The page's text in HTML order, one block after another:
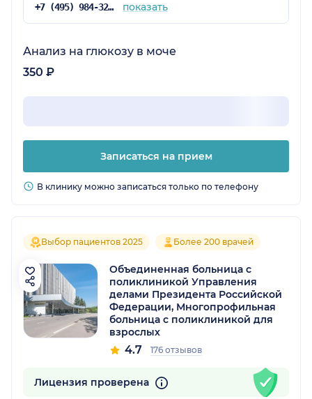
+7 (495) 984-32-28 показать
Анализ на глюкозу в моче
350 ₽
Записаться на прием
В клинику можно записаться только по телефону
Выбор пациентов 2025 Более 200 врачей
Объединенная больница с
поликлиникой Управления
делами Президента Российской
Федерации, Многопрофильная
больница с поликлиникой для
взрослых
4.7 176 отзывов
Лицензия проверена